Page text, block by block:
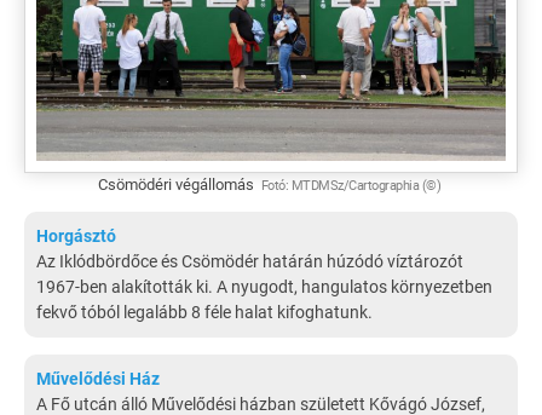
Csömödéri végállomás Fotó: MTDMSz/Cartographia ©
Horgásztó
Az Iklódbördőce és Csömödér határán húzódó víztározót
1967-ben alakították ki. A nyugodt, hangulatos környezetben
fekvő tóból legalább 8 féle halat kifoghatunk.
Művelődési Ház
A Fő utcán álló Művelődési házban született Kővágó József,